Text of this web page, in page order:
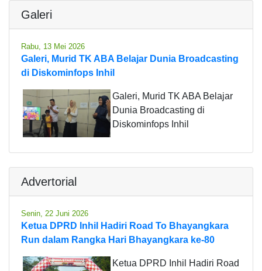
Galeri
Rabu, 13 Mei 2026
Galeri, Murid TK ABA Belajar Dunia Broadcasting
di Diskominfops Inhil
Galeri, Murid TK ABA Belajar
Dunia Broadcasting di
Diskominfops Inhil
Advertorial
Senin, 22 Juni 2026
Ketua DPRD Inhil Hadiri Road To Bhayangkara
Run dalam Rangka Hari Bhayangkara ke-80
Ketua DPRD Inhil Hadiri Road